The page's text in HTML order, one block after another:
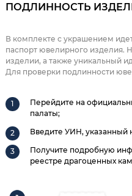
ПОДЛИННОСТЬ
В комплекте с украшением
паспорт ювелирного изделия.
изделии, а также уникальный
Для проверки подлинности
Перейдите на
палаты;
Введите УИН, указанный
Получите подробную
реестре драгоценных